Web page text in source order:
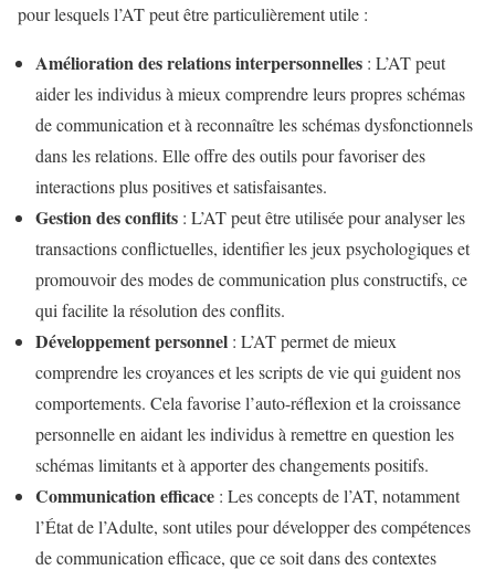
pour lesquels l’AT peut être particulièrement utile :
Amélioration des relations interpersonnelles : L’AT peut
aider les individus à mieux comprendre leurs propres schémas
de communication et à reconnaître les schémas dysfonctionnels
dans les relations. Elle offre des outils pour favoriser des
interactions plus positives et satisfaisantes.
Gestion des conflits : L’AT peut être utilisée pour analyser les
transactions conflictuelles, identifier les jeux psychologiques et
promouvoir des modes de communication plus constructifs, ce
qui facilite la résolution des conflits.
Développement personnel : L’AT permet de mieux
comprendre les croyances et les scripts de vie qui guident nos
comportements. Cela favorise l’auto-réflexion et la croissance
personnelle en aidant les individus à remettre en question les
schémas limitants et à apporter des changements positifs.
Communication efficace : Les concepts de l’AT, notamment
l’État de l’Adulte, sont utiles pour développer des compétences
de communication efficace, que ce soit dans des contextes